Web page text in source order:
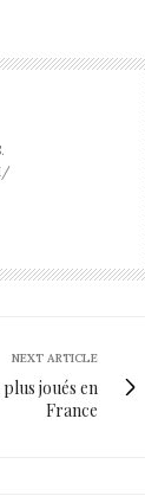
NEXT ARTICLE
joués en
France